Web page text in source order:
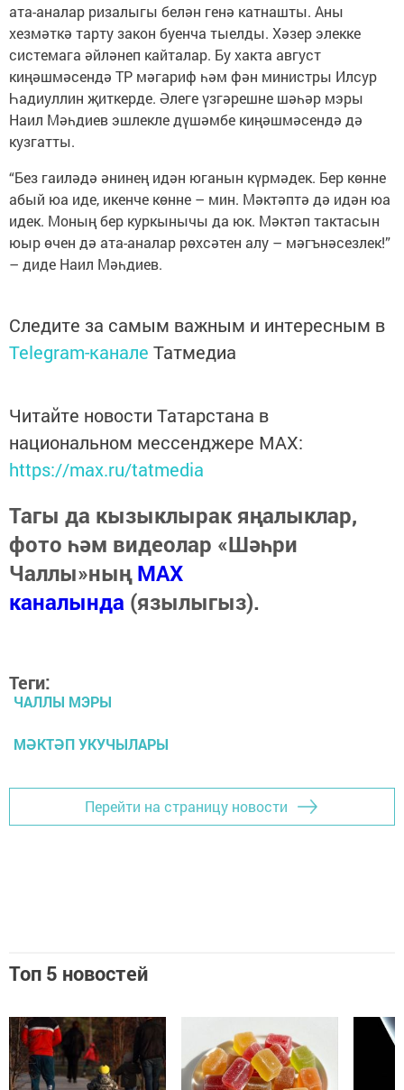
ата-аналар ризалыгы белән генә катнашты. Аны
хезмәткә тарту закон буенча тыелды. Хәзер элекке
системага әйләнеп кайталар. Бу хакта август
киңәшмәсендә ТР мәгариф һәм фән министры Илсур
Һадиуллин җиткерде. Әлеге үзгәрешне шәһәр мэры
Наил Мәһдиев эшлекле дүшәмбе киңәшмәсендә дә
кузгатты.
“Без гаиләдә әнинең идән юганын күрмәдек. Бер көнне
абый юа иде, икенче көнне – мин. Мәктәптә дә идән юа
идек. Моның бер куркынычы да юк. Мәктәп тактасын
юыр өчен дә ата-аналар рөхсәтен алу – мәгънәсезлек!”
– диде Наил Мәһдиев.
Следите за самым важным и интересным в
Telegram-канале Татмедиа
Читайте новости Татарстана в
национальном мессенджере MАХ:
https://max.ru/tatmedia
Тагы да кызыклырак яңалыклар,
фото һәм видеолар «Шәһри
Чаллы»ныңMAX
каналында (язылыгыз).
Теги:
ЧАЛЛЫ МЭРЫ
МӘКТӘП УКУЧЫЛАРЫ
Перейти на страницу новости
Топ 5 новостей